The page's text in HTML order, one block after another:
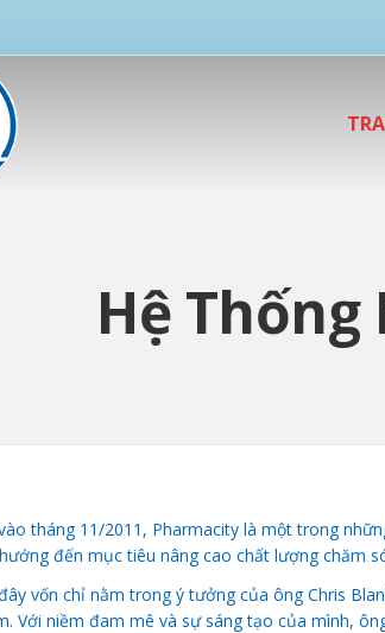
Hệ
tháng 11/2011, Pharmacity là một trong
đến mục tiêu nâng cao chất lượng chăm
vốn chỉ nằm trong ý tưởng của ông Chris
Với niềm đam mê và sự sáng tạo của mình,